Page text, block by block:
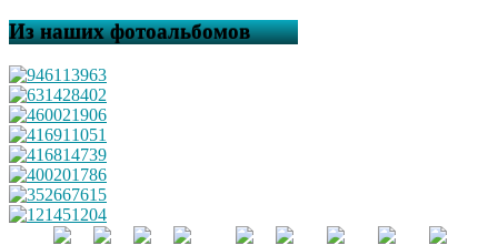
Из наших фотоальбомов